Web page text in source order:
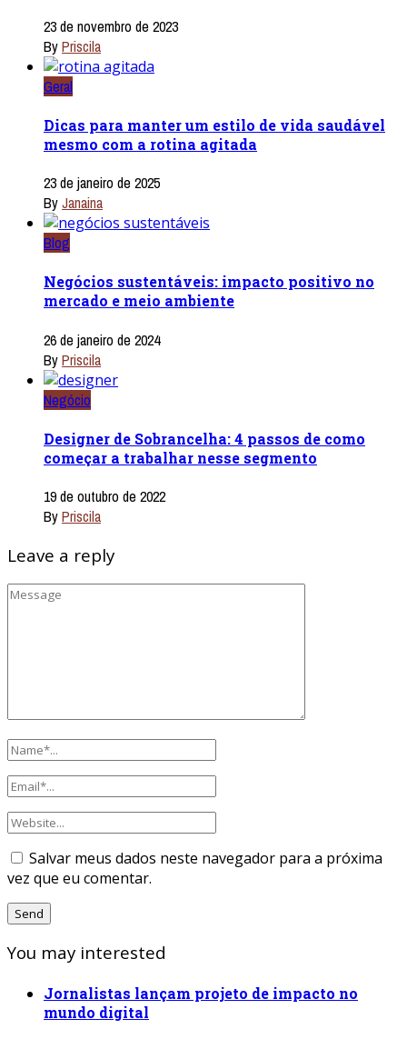
23 de novembro de 2023
ByPriscila
Geral
Dicas para manter um estilo de vida saudável
mesmo com a rotina agitada
23 de janeiro de 2025
ByJanaina
Blog
Negócios sustentáveis: impacto positivo no
mercado e meio ambiente
26 de janeiro de 2024
ByPriscila
Negócio
Designer de Sobrancelha: 4 passos de como
começar a trabalhar nesse segmento
19 de outubro de 2022
ByPriscila
Leave a reply
Salvar meus dados neste navegador para a próxima
vez que eu comentar.
You may interested
Jornalistas lançam projeto de impacto no
mundo digital